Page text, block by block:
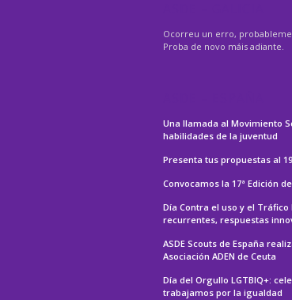
Ocorreu un erro,
Proba de novo máis adiante.
Una llamada al Movimiento
habilidades de la juventud
Presenta tus propuestas al
Convocamos la 17ª Edición
Día Contra el uso y el
recurrentes, respuestas
ASDE Scouts de España
Asociación ADEN de Ceuta
Día del Orgullo LGTBIQ+:
trabajamos por la igualdad